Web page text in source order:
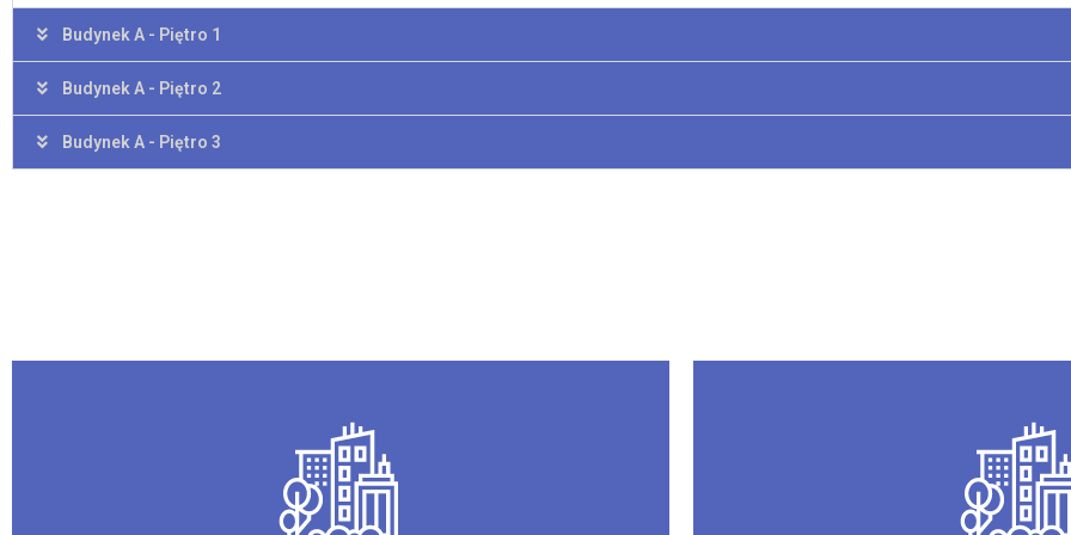
Budynek A - Piętro 1
Budynek A - Piętro 2
Budynek A - Piętro 3
szczegółowy rzut lokalu. Informacje te pomogą Państwu wybrać kategorię
mieszkania najlepiej odpowiadającą potrzebom przyszłego gospodarstwa
domowego.
szczegółowy rzut lokalu. Informacje te
mieszkania najlepiej odpowiadającą
domowego.